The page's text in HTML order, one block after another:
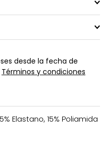
desde la fecha de
Términos y condiciones
Elastano, 15% Poliamida